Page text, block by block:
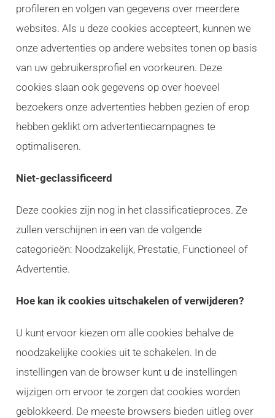
profileren en volgen van gegevens over meerdere
websites. Als u deze cookies accepteert, kunnen we
onze advertenties op andere websites tonen op basis
van uw gebruikersprofiel en voorkeuren. Deze
cookies slaan ook gegevens op over hoeveel
bezoekers onze advertenties hebben gezien of erop
hebben geklikt om advertentiecampagnes te
optimaliseren.
Niet-geclassificeerd
Deze cookies zijn nog in het classificatieproces. Ze
zullen verschijnen in een van de volgende
categorieën: Noodzakelijk, Prestatie, Functioneel of
Advertentie.
Hoe kan ik cookies uitschakelen of verwijderen?
U kunt ervoor kiezen om alle cookies behalve de
noodzakelijke cookies uit te schakelen. In de
instellingen van de browser kunt u de instellingen
wijzigen om ervoor te zorgen dat cookies worden
geblokkeerd. De meeste browsers bieden uitleg over